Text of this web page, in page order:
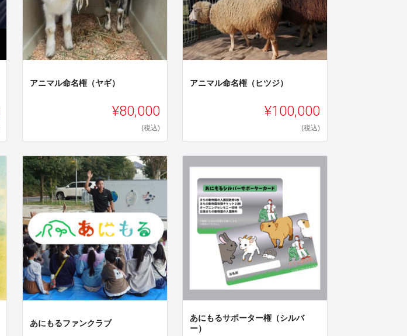
アニマル命名権（ヤギ）
¥80,000
(税込)
アニマル命名権（ヒツジ）
¥100,000
(税込)
あにもるファンクラブ
あにもるサポーター権（シルバ
ー）